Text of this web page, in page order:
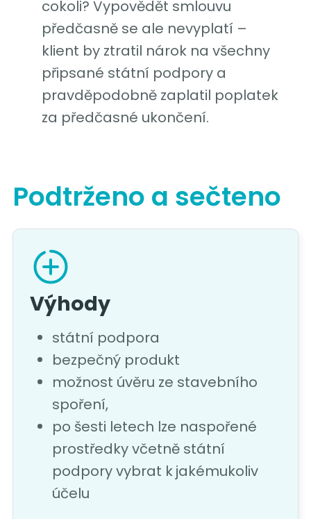
cokoli? Vypovědět smlouvu
předčasně se ale nevyplatí –
klient by ztratil nárok na všechny
připsané státní podpory a
pravděpodobně zaplatil poplatek
za předčasné ukončení.
Podtrženo a sečteno
Výhody
státní podpora
bezpečný produkt
možnost úvěru ze stavebního
spoření,
po šesti letech lze naspořené
prostředky včetně státní
podpory vybrat k jakémukoliv
účelu